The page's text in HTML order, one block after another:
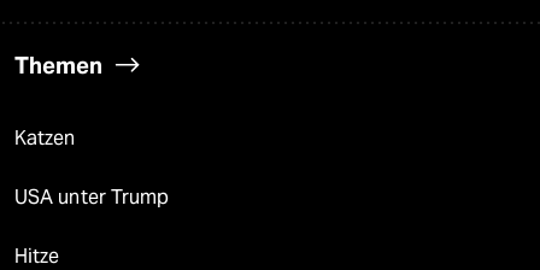
Themen
Katzen
USA unter Trump
Hitze